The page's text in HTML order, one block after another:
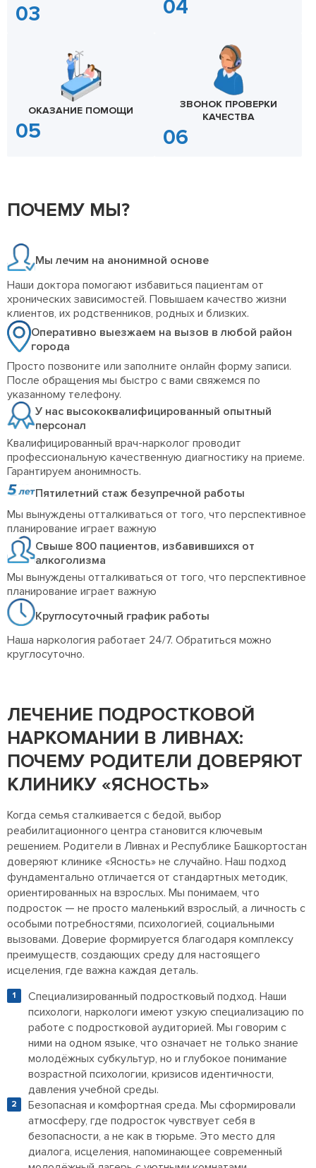
ОКАЗАНИЕ ПОМОЩИ
ЗВОНОК ПРОВЕРКИ
КАЧЕСТВА
ПОЧЕМУ МЫ?
Мы лечим на анонимной основе
Наши доктора помогают избавиться пациентам от
хронических зависимостей. Повышаем качество жизни
клиентов, их родственников, родных и близких.
Оперативно выезжаем на вызов в любой район
города
Просто позвоните или заполните онлайн форму записи.
После обращения мы быстро с вами свяжемся по
указанному телефону.
У нас высококвалифицированный опытный
персонал
Квалифицированный врач-нарколог проводит
профессиональную качественную диагностику на приеме.
Гарантируем анонимность.
Пятилетний стаж безупречной работы
Мы вынуждены отталкиваться от того, что перспективное
планирование играет важную
Свыше 800 пациентов, избавившихся от
алкоголизма
Мы вынуждены отталкиваться от того, что перспективное
планирование играет важную
Круглосуточный график работы
Наша наркология работает 24/7. Обратиться можно
круглосуточно.
ЛЕЧЕНИЕ ПОДРОСТКОВОЙ
НАРКОМАНИИ В ЛИВНАХ:
ПОЧЕМУ РОДИТЕЛИ ДОВЕРЯЮТ
КЛИНИКУ «ЯСНОСТЬ»
Когда семья сталкивается с бедой, выбор
реабилитационного центра становится ключевым
решением. Родители в Ливнах и Республике Башкортостан
доверяют клинике «Ясность» не случайно. Наш подход
фундаментально отличается от стандартных методик,
ориентированных на взрослых. Мы понимаем, что
подросток — не просто маленький взрослый, а личность с
особыми потребностями, психологией, социальными
вызовами. Доверие формируется благодаря комплексу
преимуществ, создающих среду для настоящего
исцеления, где важна каждая деталь.
Специализированный подростковый подход. Наши
психологи, наркологи имеют узкую специализацию по
работе с подростковой аудиторией. Мы говорим с
ними на одном языке, что означает не только знание
молодёжных субкультур, но и глубокое понимание
возрастной психологии, кризисов идентичности,
давления учебной среды.
Безопасная и комфортная среда. Мы сформировали
атмосферу, где подросток чувствует себя в
безопасности, а не как в тюрьме. Это место для
диалога, исцеления, напоминающее современный